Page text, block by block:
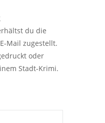
du die
Mail zugestellt.
oder
Stadt-Krimi.